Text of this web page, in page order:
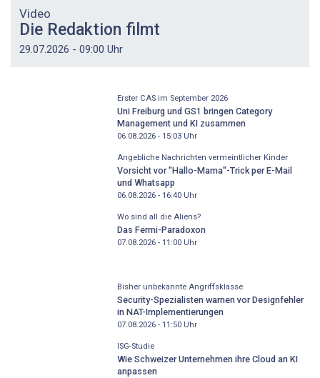
Video
Die Redaktion filmt
29.07.2026 - 09:00 Uhr
Erster CAS im September 2026
Uni Freiburg und GS1 bringen Category
Management und KI zusammen
06.08.2026 - 15:03Uhr
Angebliche Nachrichten vermeintlicher Kinder
Vorsicht vor "Hallo-Mama"-Trick per E-Mail
und Whatsapp
06.08.2026 - 16:40Uhr
Wo sind all die Aliens?
Das Fermi-Paradoxon
07.08.2026 - 11:00Uhr
Bisher unbekannte Angriffsklasse
Security-Spezialisten warnen vor Designfehler
in NAT-Implementierungen
07.08.2026 - 11:50Uhr
ISG-Studie
Wie Schweizer Unternehmen ihre Cloud an KI
anpassen